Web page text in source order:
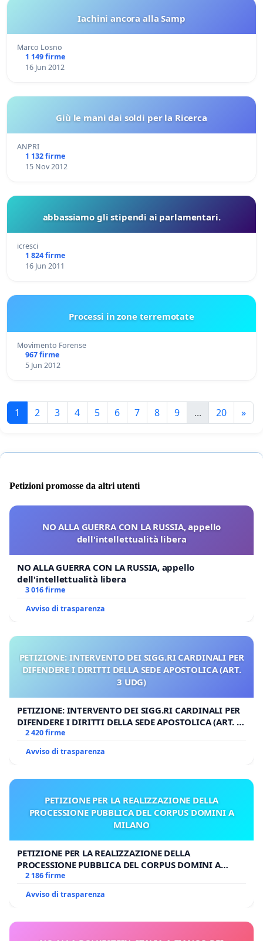
Iachini ancora alla Samp
Marco Losno
1 149 firme
16 Jun 2012
Giù le mani dai soldi per la Ricerca
ANPRI
1 132 firme
15 Nov 2012
abbassiamo gli stipendi ai parlamentari.
icresci
1 824 firme
16 Jun 2011
Processi in zone terremotate
Movimento Forense
967 firme
5 Jun 2012
1 2 3 4 5 6 7 8 9 ... 20 »
Petizioni promosse da altri utenti
NO ALLA GUERRA CON LA RUSSIA, appello
dell'intellettualità libera
NO ALLA GUERRA CON LA RUSSIA, appello
dell'intellettualità libera
3 016 firme
Avviso di trasparenza
PETIZIONE: INTERVENTO DEI SIGG.RI CARDINALI PER
DIFENDERE I DIRITTI DELLA SEDE APOSTOLICA (ART.
3 UDG)
PETIZIONE: INTERVENTO DEI SIGG.RI CARDINALI PER
DIFENDERE I DIRITTI DELLA SEDE APOSTOLICA (ART. 3
UDG)
2 420 firme
Avviso di trasparenza
PETIZIONE PER LA REALIZZAZIONE DELLA
PROCESSIONE PUBBLICA DEL CORPUS DOMINI A
MILANO
PETIZIONE PER LA REALIZZAZIONE DELLA
PROCESSIONE PUBBLICA DEL CORPUS DOMINI A
MILANO
2 186 firme
Avviso di trasparenza